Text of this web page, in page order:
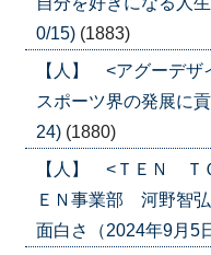
0/15) (1883)
【人】 <アグーデ
スポーツ界の発展に
24) (1880)
【人】 <ＴＥＮ
ＥＮ事業部 河野智
面白さ（2024年9月5